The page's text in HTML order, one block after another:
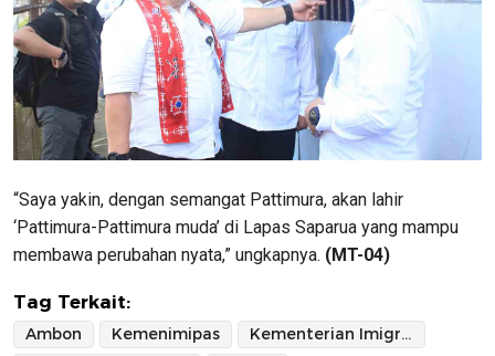
“Saya yakin, dengan semangat Pattimura, akan lahir
‘Pattimura-Pattimura muda’ di Lapas Saparua yang mampu
membawa perubahan nyata,” ungkapnya. (MT-04)
Tag Terkait:
Ambon Kemenimipas
Kementerian Imigrasi dan Pemasyarakatan